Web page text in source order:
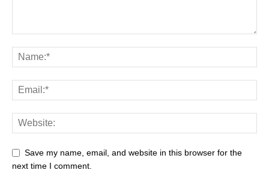
Save my name, email, and website in this browser for the
next time I comment.